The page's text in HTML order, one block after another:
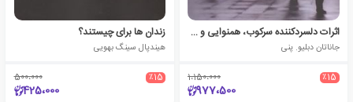
اثرات دلسردکننده سرکوب، همنوایی و قدرت در عصر دیجیتال
جاناتان دبلیو. پنی
٪15 1،150،000
977،500
زندان ها برای چیستند؟
هیندپال سینگ بهویی
٪15 500،000
425،000